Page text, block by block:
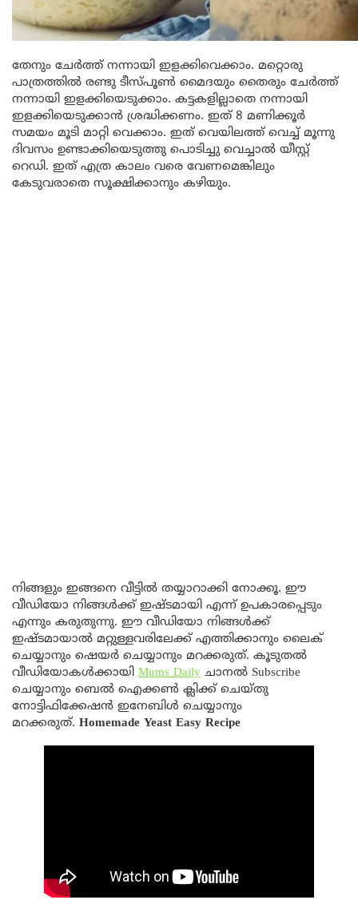
തേനും ചേർത്ത് നന്നായി ഇളക്കിവെക്കാം. മറ്റൊരു
പാത്രത്തിൽ രണ്ടു ടീസ്പൂൺ മൈദയും തൈരും ചേർത്ത്
നന്നായി ഇളക്കിയെടുക്കാം. കട്ടകളില്ലാതെ നന്നായി
ഇളക്കിയെടുക്കാൻ ശ്രദ്ധിക്കണം. ഇത് 8 മണിക്കൂർ
സമയം മൂടി മാറ്റി വെക്കാം. ഇത് വെയിലത്ത് വെച്ച് മൂന്നു
ദിവസം ഉണ്ടാക്കിയെടുത്തു പൊടിച്ചു വെച്ചാൽ യീസ്റ്റ്
റെഡി. ഇത് എത്ര കാലം വരെ വേണമെങ്കിലും
കേടുവരാതെ സൂക്ഷിക്കാനും കഴിയും.
നിങ്ങളും ഇങ്ങനെ വീട്ടിൽ തയ്യാറാക്കി നോക്കൂ. ഈ
വീഡിയോ നിങ്ങൾക്ക് ഇഷ്ടമായി എന്ന് ഉപകാരപ്പെടും
എന്നും കരുതുന്നു. ഈ വീഡിയോ നിങ്ങൾക്ക്
ഇഷ്ടമായാൽ മറ്റുള്ളവരിലേക്ക് എത്തിക്കാനും ലൈക്‌
ചെയ്യാനും ഷെയർ ചെയ്യാനും മറക്കരുത്. കൂടുതല്‍
വീഡിയോകള്‍ക്കായി Mums Daily ചാനല്‍ Subscribe
ചെയ്യാനും ബെൽ ഐക്കൺ ക്ലിക്ക് ചെയ്തു
നോട്ടിഫിക്കേഷൻ ഇനേബിൾ ചെയ്യാനും
മറക്കരുത്. Homemade Yeast Easy Recipe